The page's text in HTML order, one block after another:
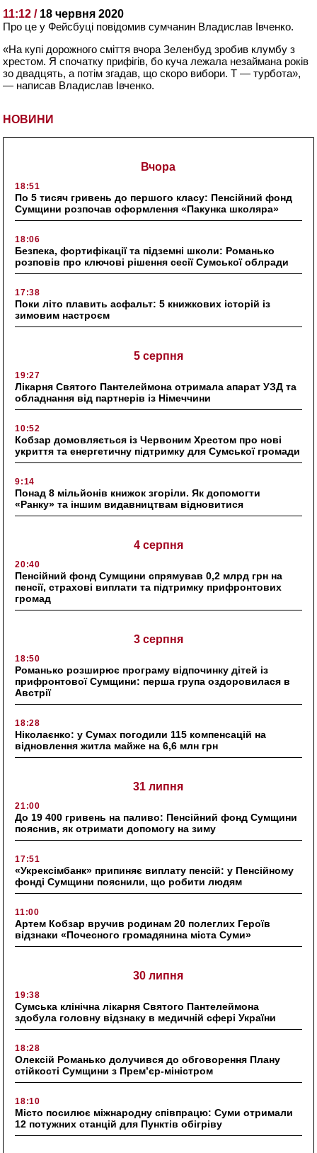
НОВИНИ
Вчора
18:51
По 5 тисяч гривень до першого класу: Пенсійний фонд
Сумщини розпочав оформлення «Пакунка школяра»
18:06
Безпека, фортифікації та підземні школи: Романько
розповів про ключові рішення сесії Сумської облради
17:38
Поки літо плавить асфальт: 5 книжкових історій із
зимовим настроєм
5 серпня
19:27
Лікарня Святого Пантелеймона отримала апарат УЗД та
обладнання від партнерів із Німеччини
10:52
Кобзар домовляється із Червоним Хрестом про нові
укриття та енергетичну підтримку для Сумської громади
9:14
Понад 8 мільйонів книжок згоріли. Як допомогти
«Ранку» та іншим видавництвам відновитися
4 серпня
20:40
Пенсійний фонд Сумщини спрямував 0,2 млрд грн на
пенсії, страхові виплати та підтримку прифронтових
громад
3 серпня
18:50
Романько розширює програму відпочинку дітей із
прифронтової Сумщини: перша група оздоровилася в
Австрії
18:28
Ніколаєнко: у Сумах погодили 115 компенсацій на
відновлення житла майже на 6,6 млн грн
31 липня
21:00
До 19 400 гривень на паливо: Пенсійний фонд Сумщини
пояснив, як отримати допомогу на зиму
17:51
«Укрексімбанк» припиняє виплату пенсій: у Пенсійному
фонді Сумщини пояснили, що робити людям
11:00
Артем Кобзар вручив родинам 20 полеглих Героїв
відзнаки «Почесного громадянина міста Суми»
30 липня
19:38
Сумська клінічна лікарня Святого Пантелеймона
здобула головну відзнаку в медичній сфері України
18:28
Олексій Романько долучився до обговорення Плану
стійкості Сумщини з Прем’єр-міністром
18:10
Місто посилює міжнародну співпрацю: Суми отримали
12 потужних станцій для Пунктів обігріву
11:12 / 18 червня 2020
Про це у Фейсбуці повідомив сумчанин Владислав Івченко.
«На купі дорожного сміття вчора Зеленбуд зробив клумбу з
хрестом. Я спочатку прифігів, бо куча лежала незаймана років
зо двадцять, а потім згадав, що скоро вибори. Т — турбота»,
— написав Владислав Івченко.